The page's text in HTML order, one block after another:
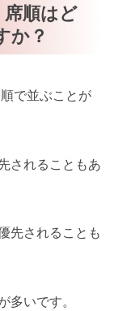
順はど
か？
で並ぶことが
されることもあ
先されることも
多いです。